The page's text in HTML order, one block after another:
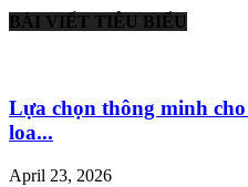
BÀI VIẾT TIÊU BIỂU
Lựa chọn thông minh
loa...
April 23, 2026